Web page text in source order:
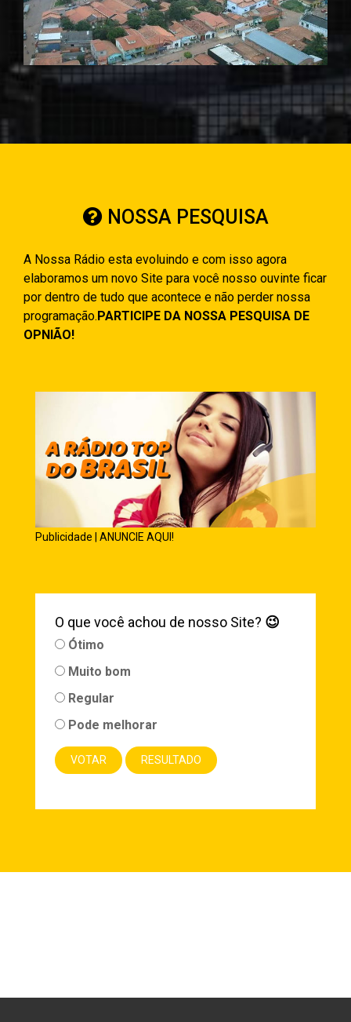
NOSSA PESQUISA
A Nossa Rádio esta evoluindo e com isso agora
elaboramos um novo Site para você nosso ouvinte ficar
por dentro de tudo que acontece e não perder nossa
programação.PARTICIPE DA NOSSA PESQUISA DE
OPNIÃO!
Publicidade | ANUNCIE AQUI!
O que você achou de nosso Site? 😉
Ótimo
Muito bom
Regular
Pode melhorar